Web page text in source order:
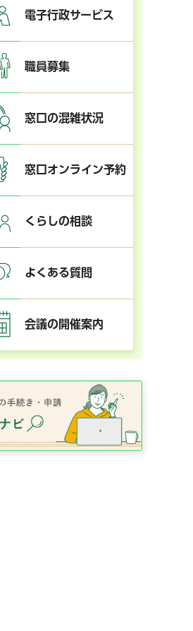
電子行政サービス
職員募集
窓口の混雑状況
窓口オンライン予約
くらしの相談
よくある質問
会議の開催案内